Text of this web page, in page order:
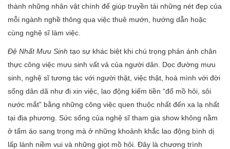
thành những nhân vật chính để giúp truyền tải những nét đẹp của
mỗi ngành nghề thông qua việc thuê mướn, hướng dẫn hoặc
cùng nghệ sĩ làm việc.
Đệ Nhất Mưu Sinh tạo sự khác biệt khi chú trọng phản ánh chân
thực công việc mưu sinh vất vả của người dân. Dọc đường mưu
sinh, nghệ sĩ tương tác với người thật, việc thật, hoà mình với đời
sống dân dã như đi xin việc, lao động kiếm tiền “đổ mồ hôi, sôi
nước mắt” bằng những công việc quen thuộc nhất đến xa lạ nhất
tại địa phương. Sức sống của nghệ sĩ tham gia show không nằm
ở tấm áo sang trọng mà ở những khoảnh khắc lao động bình dị
lấp lánh niềm vui và những giọt mồ hôi. Đây là chương trình